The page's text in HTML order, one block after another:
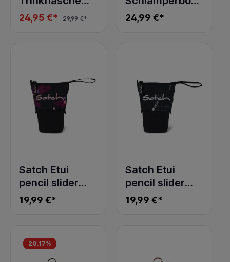
Nordic Jade
Green
24,95 €* 29,99 €*
Purple Laser
24,99 €*
Satch Etui
pencil slider
Mystic Nights
19,99 €*
Satch Etui
pencil slider
Ninja Matrix
19,99 €*
20.17%